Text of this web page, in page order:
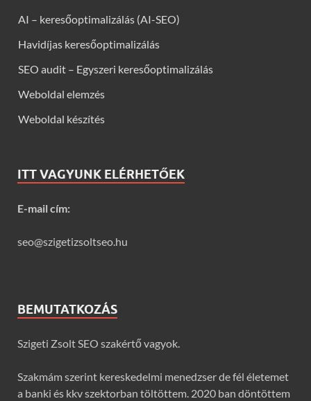
AI – keresőoptimalizálás (AI-SEO)
Havidíjas keresőoptimalizálás
SEO audit – Egyszeri keresőoptimalizálás
Weboldal elemzés
Weboldal készítés
ITT VAGYUNK ELÉRHETŐEK
E-mail cím:
seo@szigetizsoltseo.hu
BEMUTATKOZÁS
Szigeti Zsolt SEO szakértő vagyok.
Szakmám szerint kereskedelmi menedzser de fél életemet
a banki és kkv szektorban töltöttem. 2020 ban döntöttem